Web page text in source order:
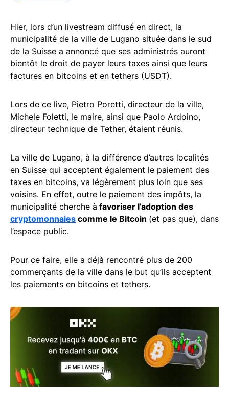
Hier, lors d’un livestream diffusé en direct, la
municipalité de la ville de Lugano située dans le sud
de la Suisse a annoncé que ses administrés auront
bientôt le droit de payer leurs taxes ainsi que leurs
factures en bitcoins et en tethers (USDT).
Lors de ce live, Pietro Poretti, directeur de la ville,
Michele Foletti, le maire, ainsi que Paolo Ardoino,
directeur technique de Tether, étaient réunis.
La ville de Lugano, à la différence d’autres localités
en Suisse qui acceptent également le paiement des
taxes en bitcoins, va légèrement plus loin que ses
voisins. En effet, outre le paiement des impôts, la
municipalité cherche à favoriser l’adoption des
cryptomonnaies comme le Bitcoin (et pas que), dans
l’espace public.
Pour ce faire, elle a déjà rencontré plus de 200
commerçants de la ville dans le but qu’ils acceptent
les paiements en bitcoins et tethers.